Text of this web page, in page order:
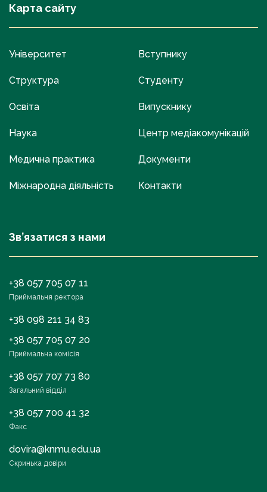
Карта сайту
Університет
Структура
Освіта
Наука
Медична практика
Міжнародна діяльність
Вступнику
Студенту
Випускнику
Центр медіакомунікацій
Документи
Контакти
Зв’язатися з нами
+38 057 705 07 11
Приймальня ректора
+38 098 211 34 83
+38 057 705 07 20
Приймальна комісія
+38 057 707 73 80
Загальний відділ
+38 057 700 41 32
Факс
dovira@knmu.edu.ua
Скринька довіри